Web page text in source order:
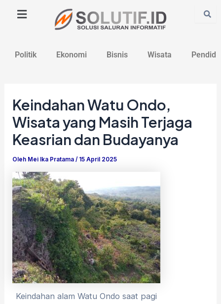
Politik Ekonomi Bisnis Wisata
Keindahan Watu Ondo,
Wisata yang Masih Terjaga
Keasrian dan Budayanya
Oleh Mei Ika Pratama/ 15 April 2025
Keindahan alam Watu Ondo saat pagi
navigation